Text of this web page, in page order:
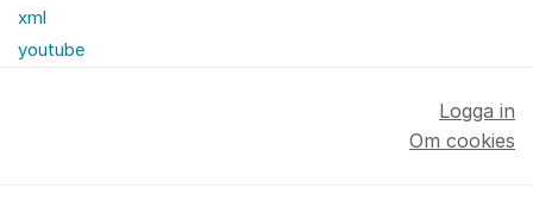
xml
youtube
Logga in
Om cookies